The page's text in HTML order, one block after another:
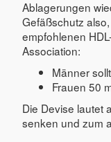
Ablagerungen
Gefäßschutz
empfohlenen
Association:
Männer
Frauen 50
Die Devise lautet
senken und zum